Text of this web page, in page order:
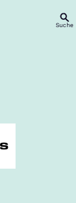
Suche